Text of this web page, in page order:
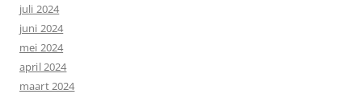
juli 2024
juni 2024
mei 2024
april 2024
maart 2024